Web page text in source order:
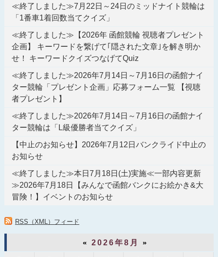
≪終了しました≫7月22日～24日のミッドナイト競輪は
「1番車1着回数当てクイズ」
≪終了しました≫【2026年 函館競輪 視聴者プレゼント
企画】 キーワードを繋げて｢隠された文章｣を解き明か
せ！ キーワードクイズつなげてQuiz
≪終了しました≫2026年7月14日～7月16日の函館ナイ
ター競輪「プレゼント企画」応募フォーム一覧 【視聴
者プレゼント】
≪終了しました≫2026年7月14日～7月16日の函館ナイ
ター競輪は「L級優勝者当てクイズ」
【中止のお知らせ】2026年7月12日バンクライド中止の
お知らせ
≪終了しました≫本日7月18日(土)実施≪一部内容更新
≫2026年7月18日【みんなで函館バンクにお絵かき&大
冒険！】イベントのお知らせ
RSS（XML）フィード
« 2026年8月 »